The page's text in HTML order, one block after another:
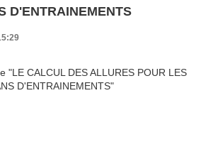
D'ENTRAINEMENTS